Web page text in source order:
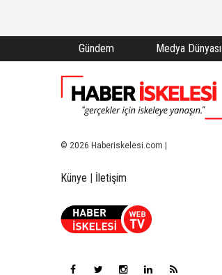
Gündem Medya Dünyası
© 2026 Haberiskelesi.com |
Künye | İletişim